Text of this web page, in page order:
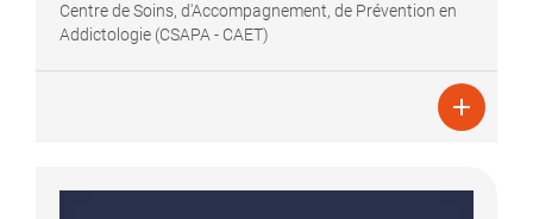
Centre de Soins, d'Accompagnement, de Prévention en
Addictologie (CSAPA - CAET)
